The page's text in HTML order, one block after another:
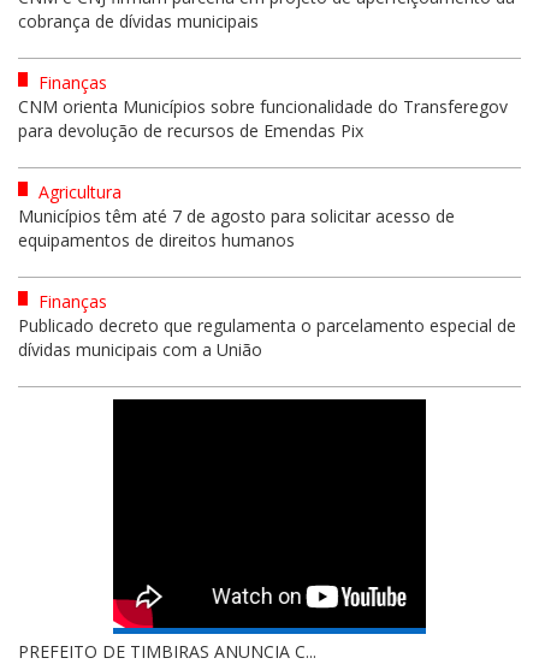
cobrança de dívidas municipais
Finanças
CNM orienta Municípios sobre funcionalidade do Transferegov
para devolução de recursos de Emendas Pix
Agricultura
Municípios têm até 7 de agosto para solicitar acesso de
equipamentos de direitos humanos
Finanças
Publicado decreto que regulamenta o parcelamento especial de
dívidas municipais com a União
PREFEITO DE TIMBIRAS ANUNCIA C...